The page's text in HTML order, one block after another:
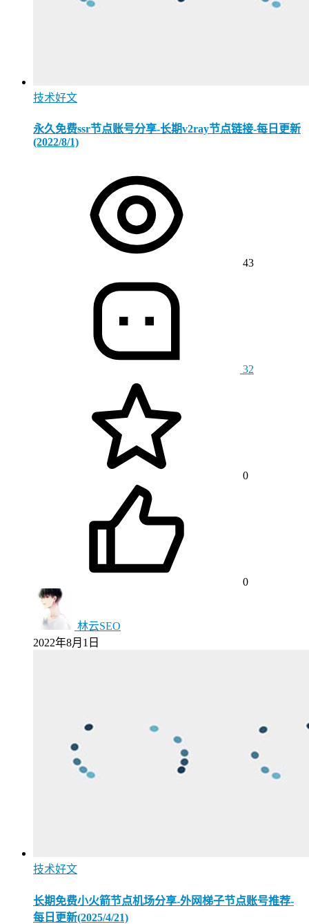
技术好文
永久免费ssr节点账号分享-长期v2ray节点链接-每日更新
(2022/8/1)
43
32
0
0
林云SEO
2022年8月1日
技术好文
长期免费小火箭节点机场分享-外网梯子节点账号推荐-
每日更新(2025/4/21)